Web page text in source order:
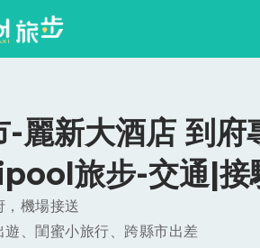
-麗新大酒店 到
旅步-交通|接
，機場接送
遊、閨蜜小旅行、跨縣市出差